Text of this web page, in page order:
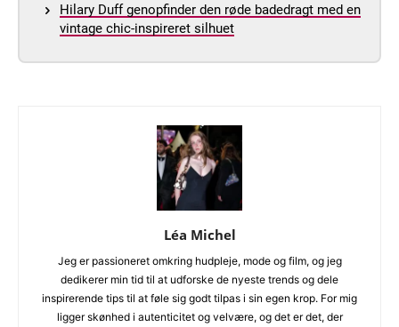
Hilary Duff genopfinder den røde badedragt med en
vintage chic-inspireret silhuet
Léa Michel
Jeg er passioneret omkring hudpleje, mode og film, og jeg
dedikerer min tid til at udforske de nyeste trends og dele
inspirerende tips til at føle sig godt tilpas i sin egen krop. For mig
ligger skønhed i autenticitet og velvære, og det er det, der